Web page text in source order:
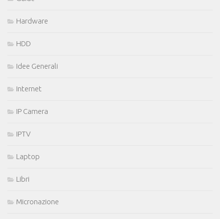
Hardware
HDD
Idee Generali
Internet
IP Camera
IPTV
Laptop
Libri
Micronazione